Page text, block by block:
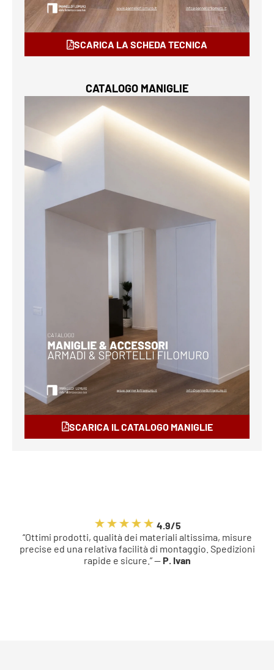
SCARICA LA SCHEDA TECNICA
CATALOGO MANIGLIE
SCARICA IL CATALOGO MANIGLIE
4.9/5
“Ottimi prodotti, qualità dei materiali altissima, misure
precise ed una relativa facilità di montaggio. Spedizioni
rapide e sicure.” — P. Ivan